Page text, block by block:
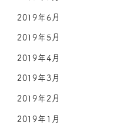
2019年6月
2019年5月
2019年4月
2019年3月
2019年2月
2019年1月